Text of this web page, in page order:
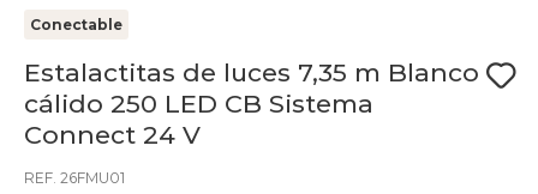
Conectable
Estalactitas de luces 7,35 m Blanco
cálido 250 LED CB Sistema
Connect 24 V
REF. 26FMU01